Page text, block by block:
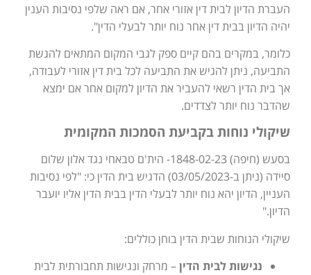
העברת הדיון לבית דין אזורי אחר, אם ראה שלפי נסיבות הענין
יהיה הדיון בבית דין אחר נוח יותר לבעלי הדין".
כלומר, במקרים בהם קיים ספק לגבי המקום המתאים להגשת
התביעה, ניתן להגיש את התביעה לכל בית דין אזורי לעבודה,
אך בית הדין רשאי להעביר את הדיון למקום אחר אם ימצא
שהדבר נוח יותר לצדדים.
שיקולי נוחות בקביעת הסמכות המקומית
בסעש (חיפה) 1848-02-23- הית'ם טבאחי נגד אלון שלום
סיידה (ניתן ב-03/05/2023) הדגיש בית הדין כי: "לפי נסיבות
העניין, הדיון יהא נוח יותר לבעלי הדין בבית הדין אליו יועבר
הדיון."
שיקולי הנוחות שבית הדין בוחן כוללים:
נגישות לבית הדין– מרחק ונגישות תחבורתית לבית